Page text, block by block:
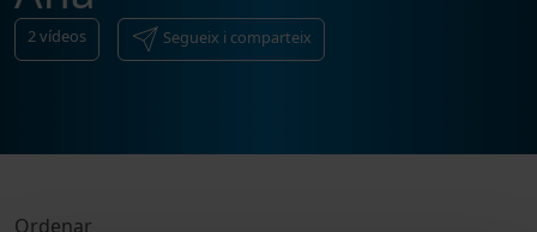
2 vídeos Segueix i comparteix
Ordenar